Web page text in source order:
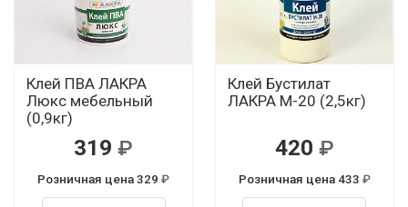
Клей ПВА ЛАКРА
Люкс мебельный
(0,9кг)
319
Розничная цена 329
Клей Бустилат
ЛАКРА М-20 (2,5кг)
420
Розничная цена 433